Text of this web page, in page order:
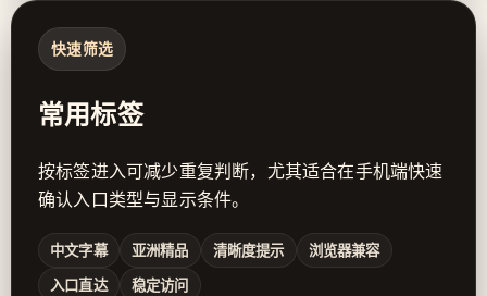
快速筛选
常用标签
按标签进入可减少重复判断，尤其适合在手机端快速
确认入口类型与显示条件。
中文字幕 亚洲精品 清晰度提示
浏览器兼容
入口直达
稳定访问